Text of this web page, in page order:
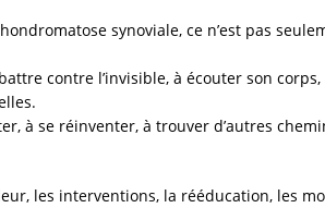
synoviale, ce n’est pas
contre l’invisible, à écouter son
à se réinventer, à trouver d’autres
les interventions, la rééducation, les